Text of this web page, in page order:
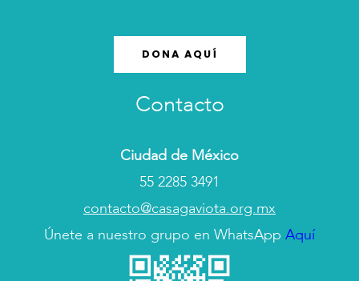
DONA AQUÍ
Contacto
Ciudad de México
55 2285 3491
contacto@casagaviota.org.mx
Únete a nuestro grupo en WhatsApp Aquí